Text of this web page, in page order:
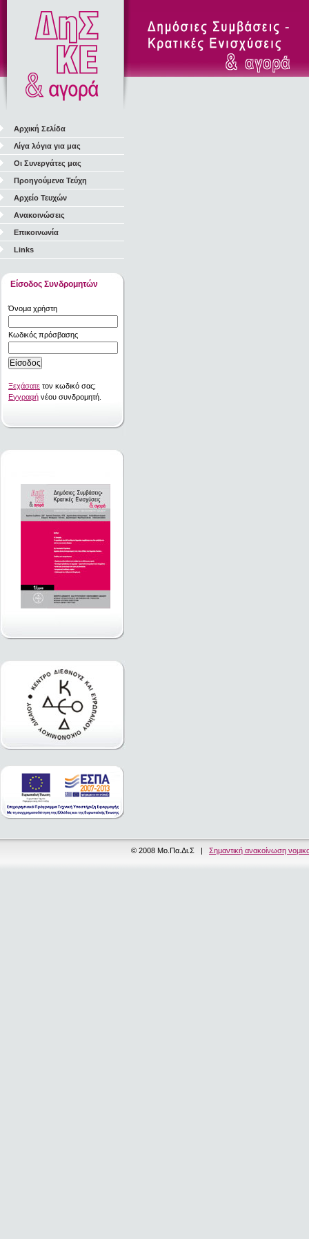
Αρχική Σελίδα
Λίγα λόγια για μας
Οι Συνεργάτες μας
Προηγούμενα Τεύχη
Αρχείο Τευχών
Ανακοινώσεις
Επικοινωνία
Links
Είσοδος Συνδρομητών
Όνομα χρήστη
Κωδικός πρόσβασης
Ξεχάσατε τον κωδικό σας;
Εγγραφή νέου συνδρομητή.
© 2008 Μο.Πα.Δι.Σ | Σημαντική ανακοίνωση